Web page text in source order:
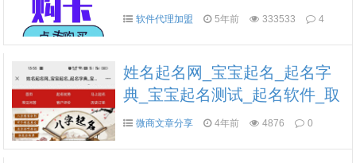
自助发卡|点击进入
软件代理加盟 5年前 333533 4
姓名起名网_宝宝起名_起名字
典_宝宝起名测试_起名软件_取
名网_起名网
微商文章分享 4年前 4876 0